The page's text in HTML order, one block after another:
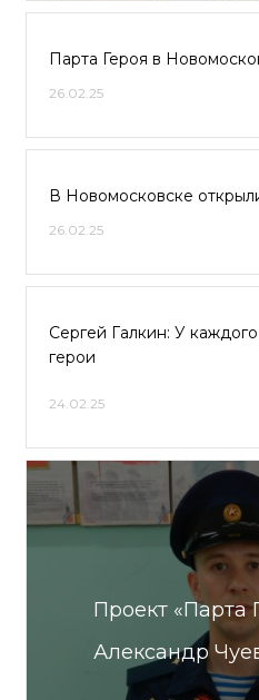
Парта Героя в
26.02.25
В Новомосковске
26.02.25
Сергей Галкин: У
герои
24.02.25
Проект «Парта
Александр